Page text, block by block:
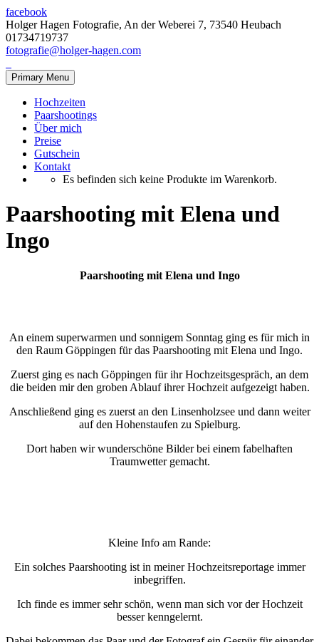
facebook
Holger Hagen Fotografie, An der Weberei 7, 73540 Heubach
01734719737
fotografie@holger-hagen.com
Primary Menu
Hochzeiten
Paarshootings
Über mich
Preise
Gutschein
Kontakt
Es befinden sich keine Produkte im Warenkorb.
Paarshooting mit Elena und
Ingo
Paarshooting mit Elena und Ingo
An einem superwarmen und sonnigem Sonntag ging es für mich in
den Raum Göppingen für das Paarshooting mit Elena und Ingo.
Zuerst ging es nach Göppingen für ihr Hochzeitsgespräch, an dem
die beiden mir den groben Ablauf ihrer Hochzeit aufgezeigt haben.
Anschließend ging es zuerst an den Linsenholzsee und dann weiter
auf den Hohenstaufen zu Spielburg.
Dort haben wir wunderschöne Bilder bei einem fabelhaften
Traumwetter gemacht.
Kleine Info am Rande:
Ein solches Paarshooting ist in meiner Hochzeitsreportage immer
inbegriffen.
Ich finde es immer sehr schön, wenn man sich vor der Hochzeit
besser kenngelernt.